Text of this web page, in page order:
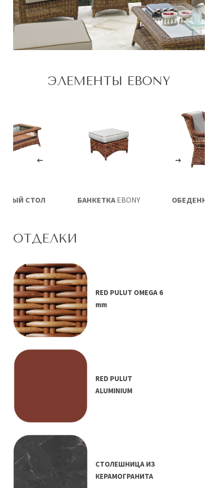
ЭЛЕМЕНТЫ EBONY
БАНКЕТКА EBONY
СТОЛ
ОТДЕЛКИ
RED PULUT OMEGA 6
mm
RED PULUT
ALUMINIUM
СТОЛЕШНИЦА ИЗ
КЕРАМОГРАНИТА